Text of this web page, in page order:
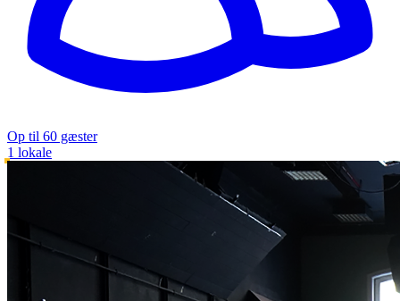
Op til 60 gæster
1 lokale